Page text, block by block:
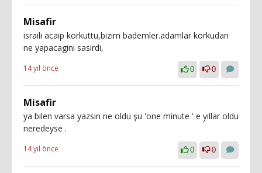
Misafir
israili acaip korkuttu,bizim bademler.adamlar korkudan
ne yapacagini sasirdi,
14 yıl önce 0 0
Misafir
ya bilen varsa yazsın ne oldu şu 'one minute ' e yıllar oldu
neredeyse .
14 yıl önce 0 0